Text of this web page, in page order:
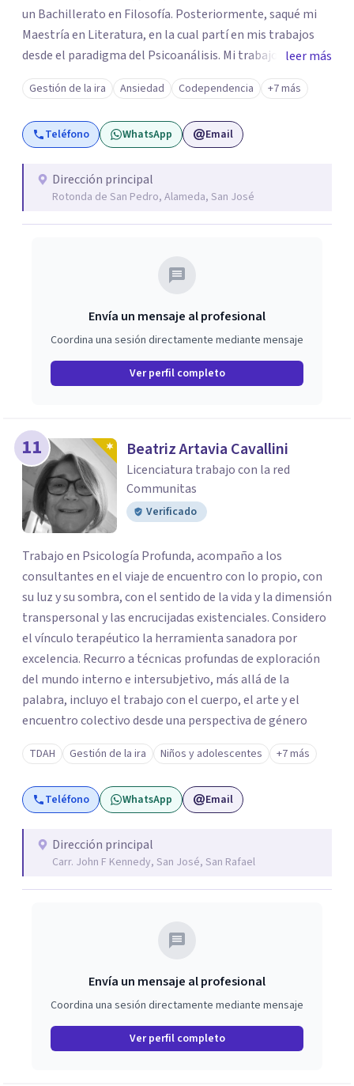
un Bachillerato en Filosofía. Posteriormente, saqué mi
Maestría en Literatura, en la cual partí en mis trabajos
desde el paradigma del Psicoanálisis. Mi trabajo final se
tituló: Literatura y Psicoanálisis: La seducción del texto.
Desde ahí aposté a mi pasión por la lectura y mi
formación en psicoanálisis. Luego, complementando,
saqué el bachillerato y la licenciatura en Psicología,
Red Communitas de Psicólogos de Costa Rica. Soy parte
de la ACIEP, y tengo 14 años de experiencia en clínica en
consultorio privado en Clínica Litoral. Recibo pacientes
leer más
Gestión de la ira Ansiedad Codependencia +7 más
Teléfono WhatsApp Email
Dirección principal
Rotonda de San Pedro, Alameda, San José
Envía un mensaje al profesional
Coordina una sesión directamente mediante mensaje
Ver perfil completo
11 Beatriz Artavia Cavallini
Licenciatura trabajo con la red
Communitas
Verificado
Trabajo en Psicología Profunda, acompaño a los
consultantes en el viaje de encuentro con lo propio, con
su luz y su sombra, con el sentido de la vida y la dimensión
transpersonal y las encrucijadas existenciales. Considero
el vínculo terapéutico la herramienta sanadora por
excelencia. Recurro a técnicas profundas de exploración
del mundo interno e intersubjetivo, más allá de la
palabra, incluyo el trabajo con el cuerpo, el arte y el
encuentro colectivo desde una perspectiva de género
TDAH Gestión de la ira Niños y adolescentes +7 más
Teléfono WhatsApp Email
Dirección principal
Carr. John F Kennedy, San José, San Rafael
Envía un mensaje al profesional
Coordina una sesión directamente mediante mensaje
Ver perfil completo